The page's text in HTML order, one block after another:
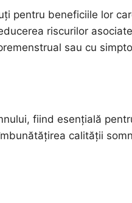
pentru beneficiile lor
riscurilor
sau cu
fiind esențială
calității